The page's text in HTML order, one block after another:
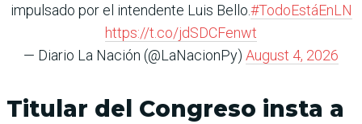
impulsado por el intendente Luis Bello.#TodoEstáEnLN
https://t.co/jdSDCFenwt
— Diario La Nación (@LaNacionPy) August 4, 2026
Titular del Congreso insta a